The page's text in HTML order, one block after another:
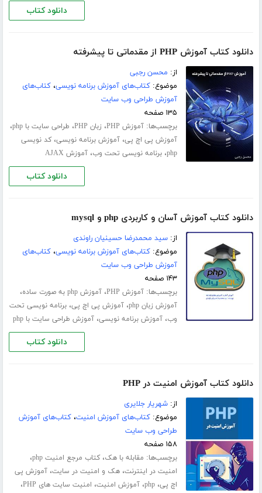
دانلود کتاب
دانلود کتاب آموزش PHP از مقدماتی تا پیشرفته
از: محسن رجبی
موضوع:کتاب‌های آموزش برنامه نویسی،کتاب‌های
آموزش طراحی وب سایت
۱۳۵ صفحه
برچسب‌ها:آموزش PHP ، زبان PHP ، طراحی سایت با php ،
آموزش پی اچ پی،آموزش برنامه نویسی،کد نویسی
php،برنامه نویسی تحت وب،آموزش AJAX
دانلود کتاب
دانلود کتاب آموزش آسان و کاربردی php و mysql
از:سید محمدرضا حسینیان راوندی
موضوع:کتاب‌های آموزش برنامه نویسی،کتاب‌های
آموزش طراحی وب سایت
۱۴۳ صفحه
برچسب‌ها:آموزش PHP ،آموزش php به صورت ساده ،
آموزش زبان php ،آموزش پی اچ پی،برنامه نویسی تحت
وب،آموزش برنامه نویسی،آموزش طراحی سایت با php
دانلود کتاب
دانلود کتاب آموزش امنیت در PHP
از:شهریار جلایری
موضوع:کتاب‌های آموزش امنیت،کتاب‌های آموزش
طراحی وب سایت
۱۵۸ صفحه
برچسب‌ها: مقابله با هک،کتاب مرجع امنیت php ،
امنیت در اینترنت،هک و امنیت در سایت،آموزش پی
اچ پی،php،آموزش امنیت، امنیت سایت های PHP ،